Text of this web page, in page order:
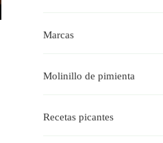
Marcas
Molinillo de pimienta
Recetas picantes